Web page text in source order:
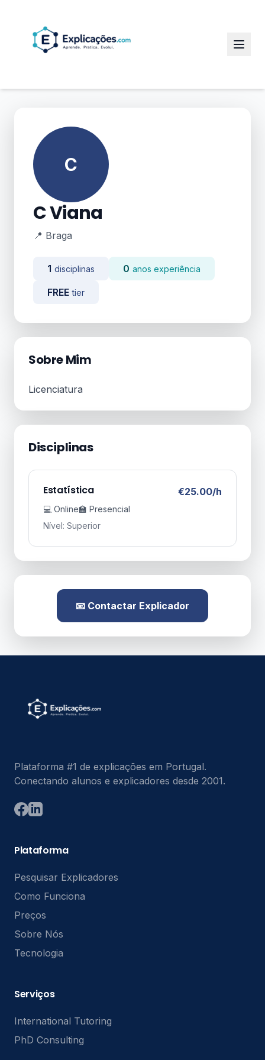
C
C Viana
📍 Braga
1 disciplinas 0 anos experiência
FREE tier
Sobre Mim
Licenciatura
Disciplinas
Estatística €25.00/h
💻 Online🏫 Presencial
Nível: Superior
📧 Contactar Explicador
Plataforma #1 de explicações em Portugal.
Conectando alunos e explicadores desde 2001.
Plataforma
Pesquisar Explicadores
Como Funciona
Preços
Sobre Nós
Tecnologia
Serviços
International Tutoring
PhD Consulting